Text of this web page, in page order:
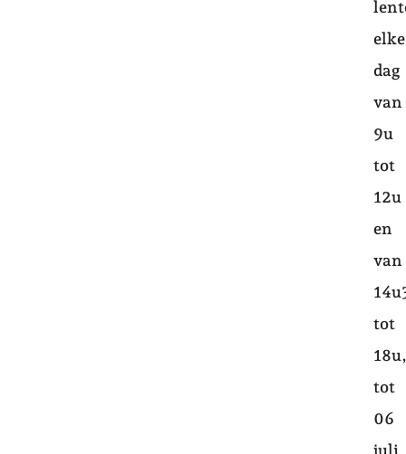
elke
dag
van
9u
tot
12u
en
van
tot
tot
06
juli